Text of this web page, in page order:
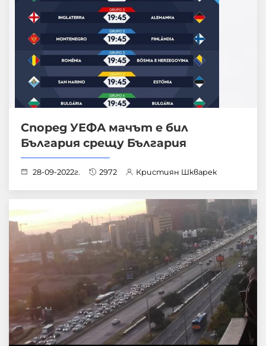
Според УЕФА мачът е бил
България срещу България
28-09-2022г. 2972 Кристиян Шкварек